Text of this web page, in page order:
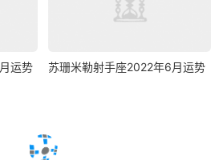
运势 苏珊米勒射手座2022年6月运势